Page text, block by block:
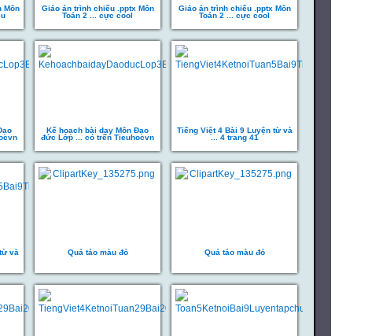
Môn
Giáo án trình chiếu .pptx Môn
Toán 2 ... cực cool
Giáo án trình chiếu .pptx Môn
Toán 2 ... cực cool
Kế hoạch bài dạy Môn Đạo
đức Lớp ... có trên Tieuhocvn
Tiếng Việt 4 Bài 9 Luyện từ và
... 4 trang 41
và
Quả táo màu đỏ Quả táo màu đỏ